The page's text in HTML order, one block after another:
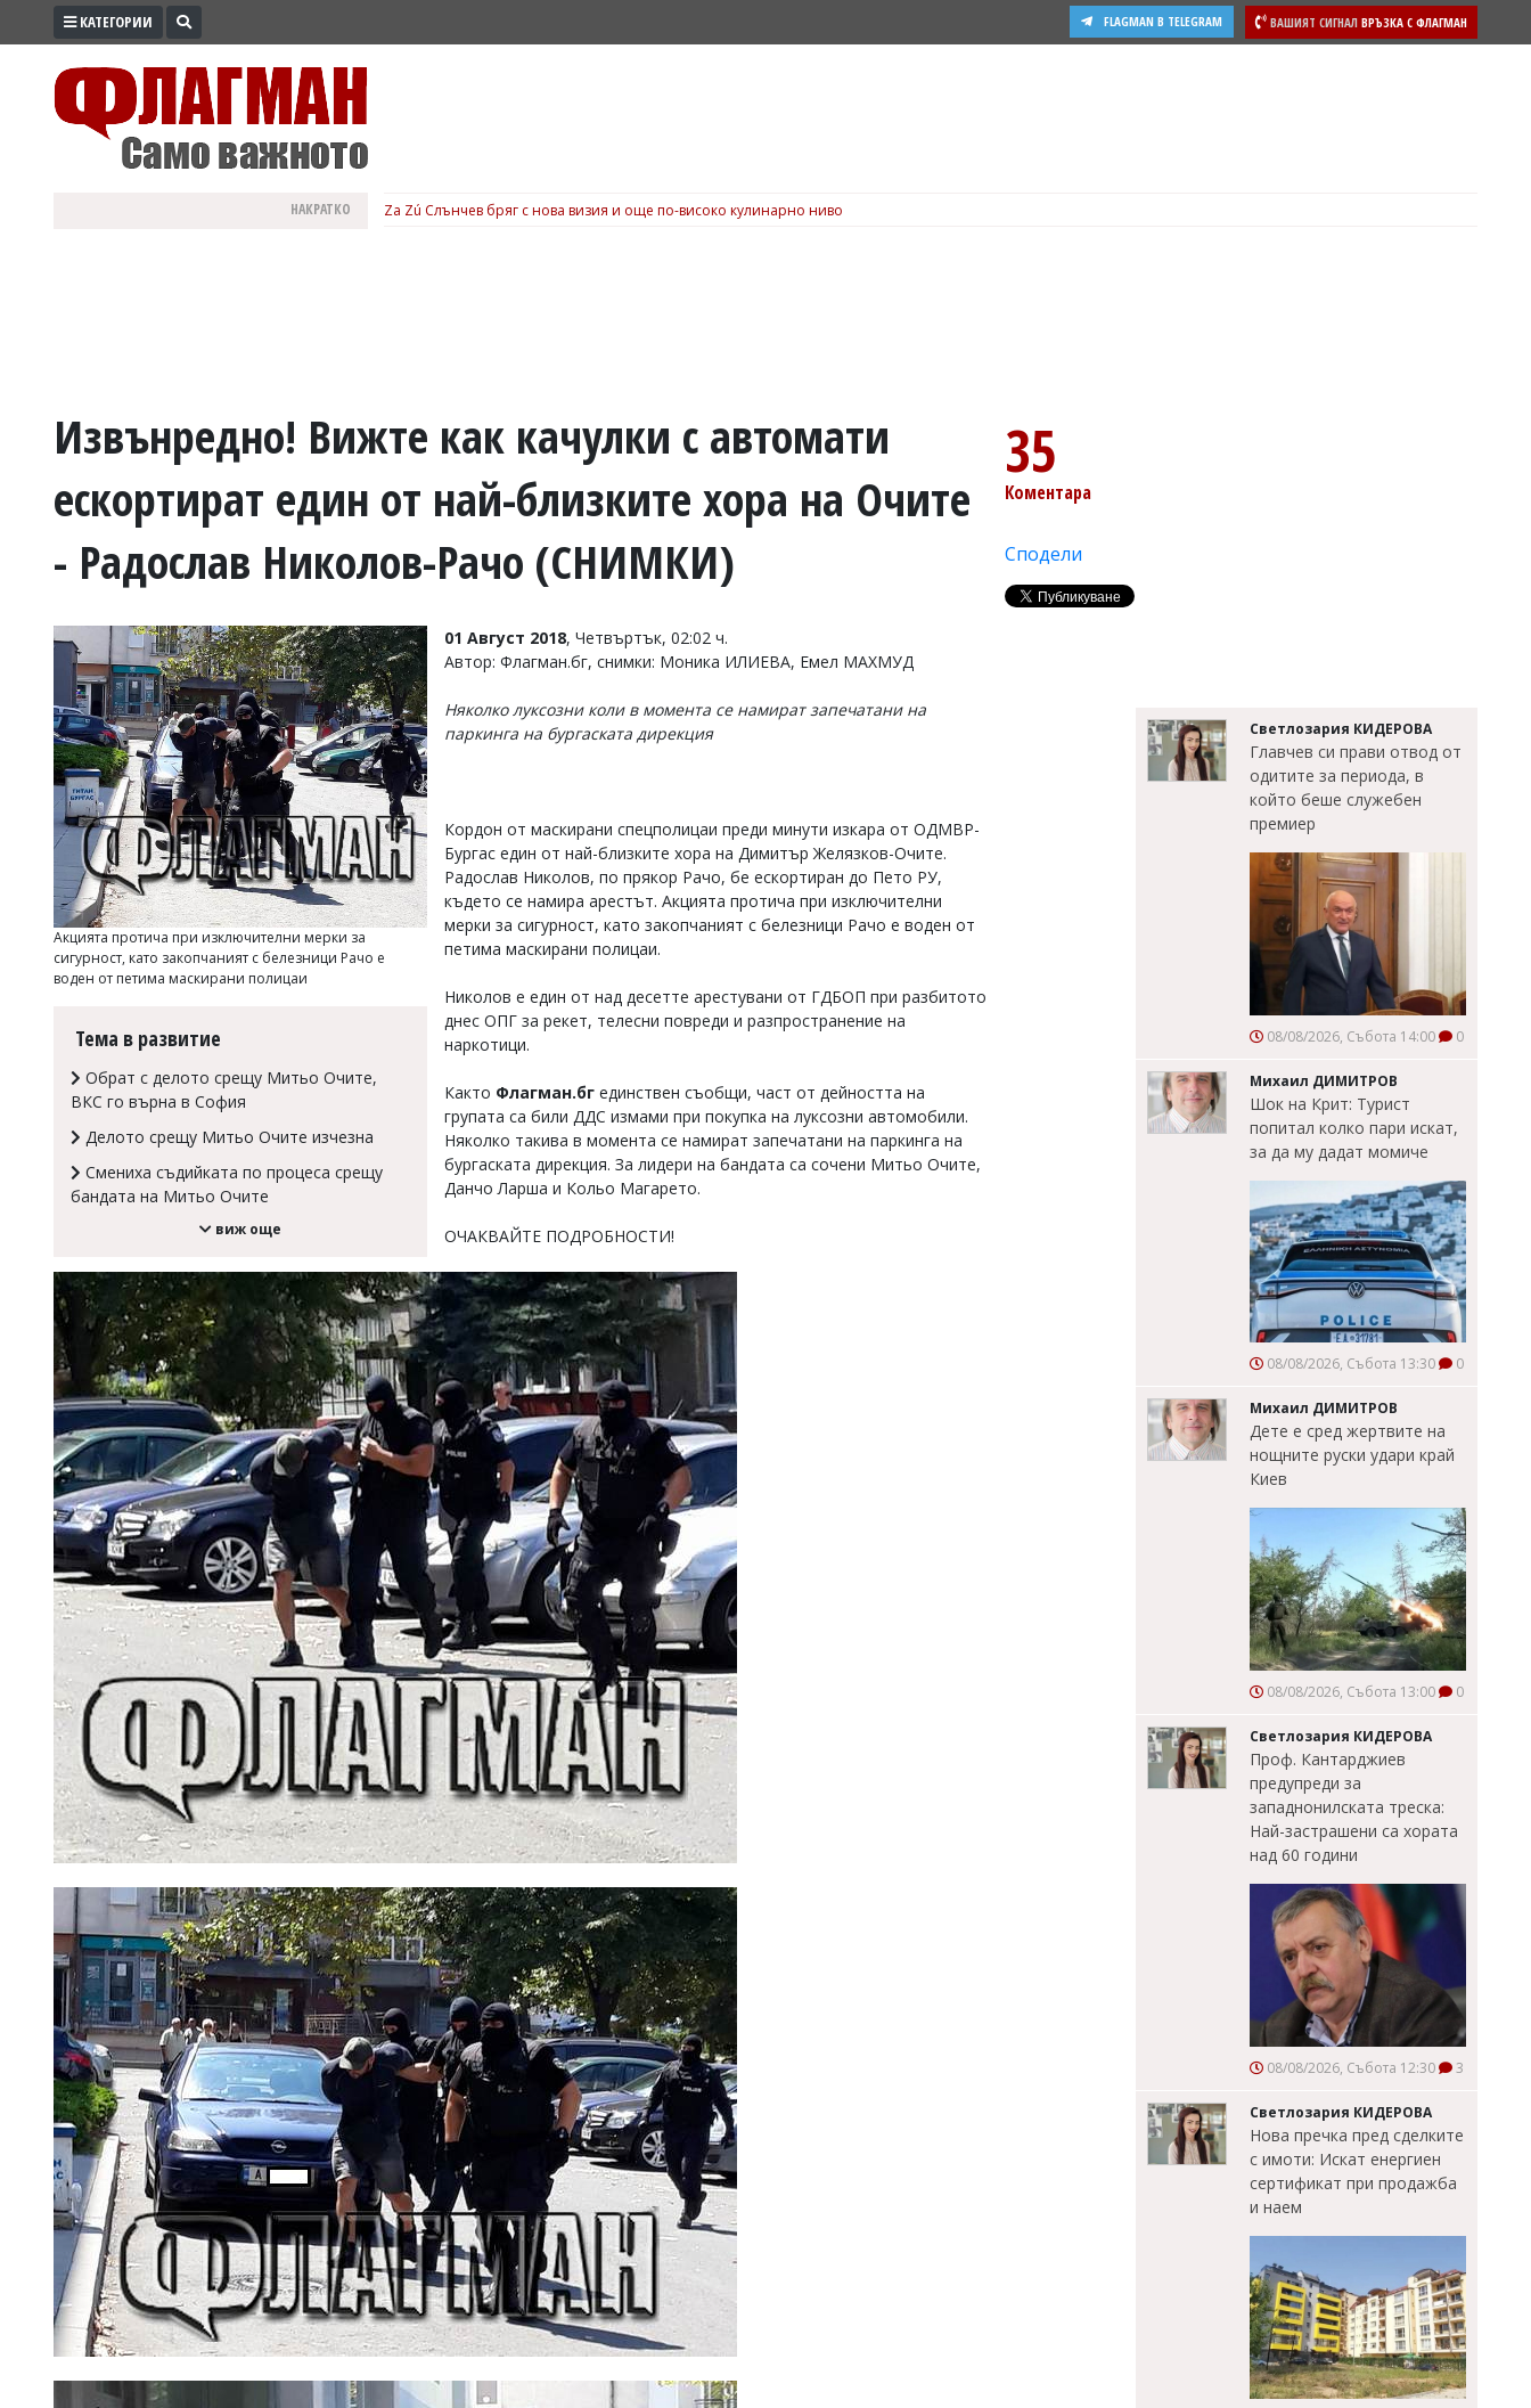
ПРОМО
ВОЙНАТА
УКРАЙНА
РАЗСЛЕДВАНЕ
БИЗНЕС
Управители:
Веселин
Василев,
v.vasilev@flagman.bg
Касабова,
k.kassabova@flagman.bg
Главен
редактор:
Коментарите
въвеждат
читателите
отговорност
откриете
обиден
коментар,
сигнализирайте
КАТЕГОРИИ ВАШИЯТ СИГНАЛ ВРЪЗКА С ФЛАГМАН
FLAGMAN В TELEGRAM
НАКРАТКО Za Zú Слънчев бряг с нова визия и още по-високо кулинарно ниво
Извънредно! Вижте как качулки с автомати
ескортират един от най-близките хора на Очите
- Радослав Николов-Рачо (СНИМКИ)
Акцията протича при изключителни мерки за
сигурност, като закопчаният с белезници Рачо е
воден от петима маскирани полицаи
Тема в развитие
Обрат с делото срещу Митьо Очите,
ВКС го върна в София
Делото срещу Митьо Очите изчезна
Смениха съдийката по процеса срещу
бандата на Митьо Очите
виж още
01 Август 2018, Четвъртък, 02:02 ч.
Автор: Флагман.бг, снимки: Моника ИЛИЕВА, Емел МАХМУД
Няколко луксозни коли в момента се намират запечатани на
паркинга на бургаската дирекция
Кордон от маскирани спецполицаи преди минути изкара от ОДМВР-
Бургас един от най-близките хора на Димитър Желязков-Очите.
Радослав Николов, по прякор Рачо, бе ескортиран до Пето РУ,
където се намира арестът. Акцията протича при изключителни
мерки за сигурност, като закопчаният с белезници Рачо е воден от
петима маскирани полицаи.
Николов е един от над десетте арестувани от ГДБОП при разбитото
днес ОПГ за рекет, телесни повреди и разпространение на
наркотици.
Както Флагман.бг единствен съобщи, част от дейността на
групата са били ДДС измами при покупка на луксозни автомобили.
Няколко такива в момента се намират запечатани на паркинга на
бургаската дирекция. За лидери на бандата са сочени Митьо Очите,
Данчо Ларша и Кольо Магарето.
ОЧАКВАЙТЕ ПОДРОБНОСТИ!
35
Коментара
Сподели
Светлозария КИДЕРОВА
Главчев си прави отвод от
одитите за периода, в
който беше служебен
премиер
08/08/2026, Събота 14:00 0
Михаил ДИМИТРОВ
Шок на Крит: Турист
попитал колко пари искат,
за да му дадат момиче
08/08/2026, Събота 13:30 0
Михаил ДИМИТРОВ
Дете е сред жертвите на
нощните руски удари край
Киев
08/08/2026, Събота 13:00 0
Светлозария КИДЕРОВА
Проф. Кантарджиев
предупреди за
западнонилската треска:
Най-застрашени са хората
над 60 години
08/08/2026, Събота 12:30 3
Светлозария КИДЕРОВА
Нова пречка пред сделките
с имоти: Искат енергиен
сертификат при продажба
и наем